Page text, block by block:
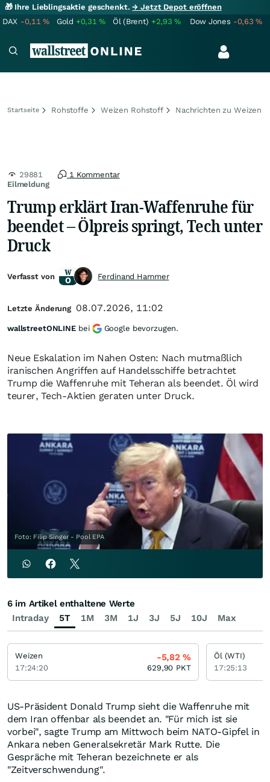
🎁 Ihre Lieblingsaktie geschenkt.→ Jetzt Depot eröffnen
DAX -0,11% Gold +0,31% Öl (Brent) +2,93% Dow Jones -0,63%
Startseite Rohstoffe Weizen Rohstoff Nachrichten zu Weizen
Eilmeldung
29881 1 Kommentar
Trump erklärt Iran-Waffenruhe für
beendet – Ölpreis springt, Tech unter
Druck
Neue Eskalation im Nahen Osten: Nach mutmaßlich
iranischen Angriffen auf Handelsschiffe betrachtet
Trump die Waffenruhe mit Teheran als beendet. Öl wird
teurer, Tech-Aktien geraten unter Druck.
Foto: Filip Singer - Pool EPA
US-Präsident Donald Trump sieht die Waffenruhe mit
dem Iran offenbar als beendet an. "Für mich ist sie
vorbei", sagte Trump am Mittwoch beim NATO-Gipfel in
Ankara neben Generalsekretär Mark Rutte. Die
Gespräche mit Teheran bezeichnete er als
"Zeitverschwendung".
Verfasst von Ferdinand Hammer
Letzte Änderung 08.07.2026, 11:02
wallstreetONLINE bei Google bevorzugen.
Intraday 5T 1M 3M 1J 3J 5J 10J Max
6 im Artikel enthaltene Werte
Weizen
17:24:20
-5,82%
629,90 PKT
Öl (WTI)
17:25:13